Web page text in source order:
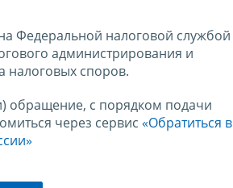
Федеральной налоговой службой
администрирования и
налоговых споров.
обращение, с порядком подачи
через сервис «Обратиться в